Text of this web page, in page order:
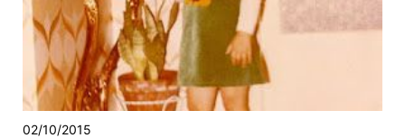
02/10/2015